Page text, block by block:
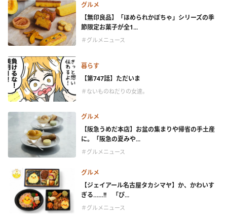
グルメ
【無印良品】「ほめられかぼちゃ」シリーズの季
節限定お菓子が全1...
＃グルメニュース
暮らす
【第747話】ただいま
＃ないものねだりの女達。
グルメ
【阪急うめだ本店】お盆の集まりや帰省の手土産
に。「阪急の夏みや...
＃グルメニュース
グルメ
【ジェイアール名古屋タカシマヤ】か、かわいす
ぎる……!! 「ぴ...
＃グルメニュース